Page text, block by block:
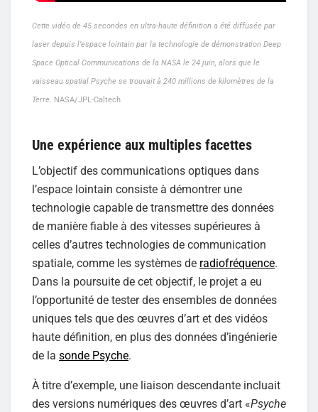
Cette vidéo de 45 secondes en ultra-haute définition a été diffusée par
laser depuis l’espace lointain par la technologie de démonstration Deep
Space Optical Communications de la NASA le 24 juin, alors que le
vaisseau spatial Psyche se trouvait à 240 millions de kilomètres de la
Terre. NASA/JPL-Caltech
Une expérience aux multiples facettes
L’objectif des communications optiques dans
l’espace lointain consiste à démontrer une
technologie capable de transmettre des données
de manière fiable à des vitesses supérieures à
celles d’autres technologies de communication
spatiale, comme les systèmes de radiofréquence.
Dans la poursuite de cet objectif, le projet a eu
l’opportunité de tester des ensembles de données
uniques tels que des œuvres d’art et des vidéos
haute définition, en plus des données d’ingénierie
de la sonde Psyche.
À titre d’exemple, une liaison descendante incluait
des versions numériques des œuvres d’art «Psyche